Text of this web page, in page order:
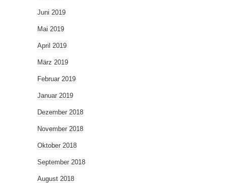
Juni 2019
Mai 2019
April 2019
März 2019
Februar 2019
Januar 2019
Dezember 2018
November 2018
Oktober 2018
September 2018
August 2018